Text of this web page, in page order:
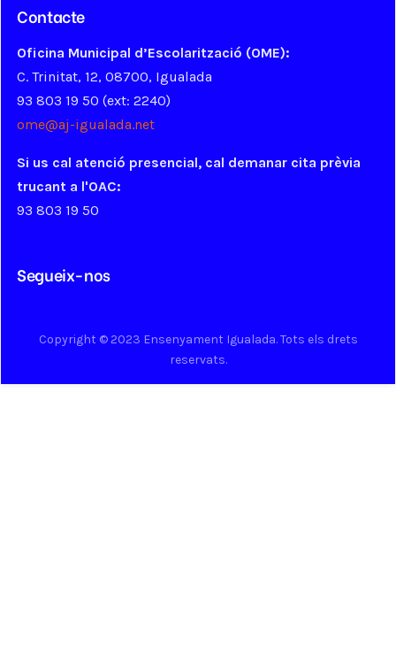
Contacte
Oficina Municipal d’Escolarització (OME):
C. Trinitat, 12, 08700, Igualada
93 803 19 50 (ext: 2240)
ome@aj-igualada.net
Si us cal atenció presencial, cal demanar cita prèvia
trucant a l'OAC:
93 803 19 50
Segueix-nos
Copyright © 2023 Ensenyament Igualada. Tots els drets
reservats.